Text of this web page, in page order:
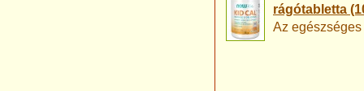
rágótabletta
Az